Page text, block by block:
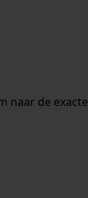
naar de exacte